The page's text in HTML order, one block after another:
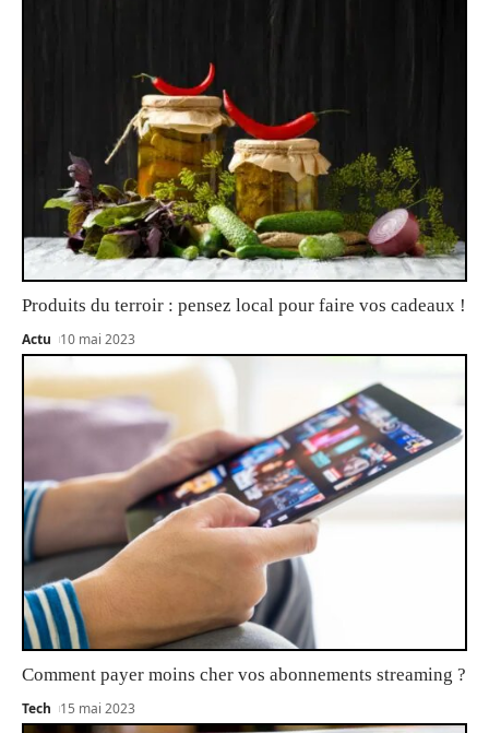
Produits du terroir : pensez local pour faire vos cadeaux !
Actu 10 mai 2023
Comment payer moins cher vos abonnements streaming ?
Tech 15 mai 2023